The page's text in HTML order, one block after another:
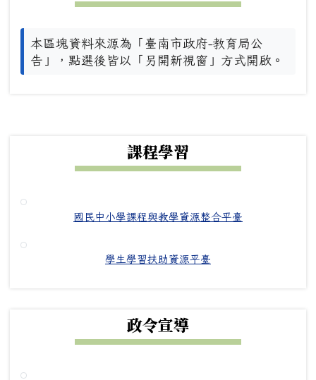
本區塊資料來源為「臺南市政府-教育局公
告」，點選後皆以「另開新視窗」方式開啟。
課程學習
國民中小學課程與教學資源整合平臺
學生學習扶助資源平臺
政令宣導